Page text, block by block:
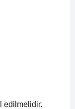
edilmelidir.